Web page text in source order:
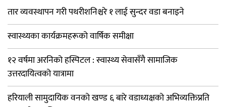
तार व्यवस्थापन गरी पथरीशनिश्चरे १ लाई सुन्दर वडा बनाइने
स्वास्थ्यका कार्यक्रमहरूको वार्षिक समीक्षा
१२ वर्षमा अरनिको हस्पिटल : स्वास्थ्य सेवासँगै सामाजिक
उत्तरदायित्वको यात्रामा
हरियाली सामुदायिक वनको खण्ड ६ बारे वडाध्यक्षको अभिव्यक्तिप्रति